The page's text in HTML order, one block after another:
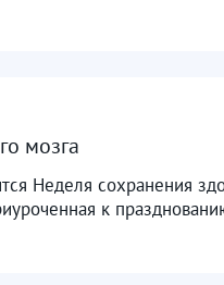
мозга
Неделя сохранения
к